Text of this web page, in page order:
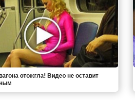
отожгла! Видео не оставит